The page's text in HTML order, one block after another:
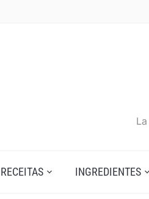
RECEITAS INGREDIENTES